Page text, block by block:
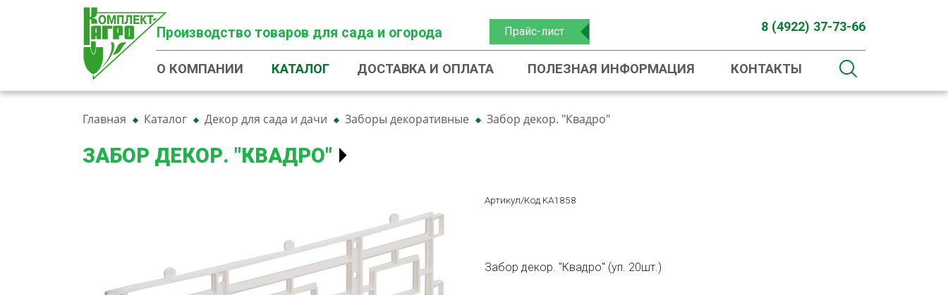
Производство товаров для сада и огорода Прайс-лист 8 (4922) 37-73-66
О КОМПАНИИ КАТАЛОГ ДОСТАВКА И ОПЛАТА ПОЛЕЗНАЯ ИНФОРМАЦИЯ КОНТАКТЫ
Главная Каталог Декор для сада и дачи Заборы декоративные Забор декор. "Квадро"
ЗАБОР ДЕКОР. "КВАДРО"
Артикул/Код KA1858
Забор декор. "Квадро" (уп. 20шт.)